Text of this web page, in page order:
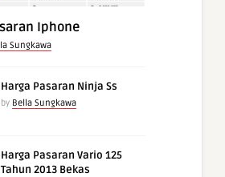
Iphone
Sungkawa
Harga Pasaran Ninja Ss
by Bella Sungkawa
Harga Pasaran Vario 125
Tahun 2013 Bekas